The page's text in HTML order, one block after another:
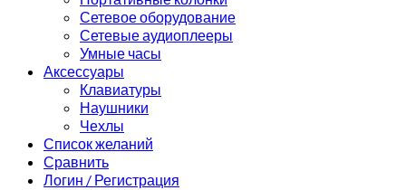
Сетевое оборудование
Сетевые аудиоплееры
Умные часы
Аксессуары
Клавиатуры
Наушники
Чехлы
Список желаний
Сравнить
Логин / Регистрация